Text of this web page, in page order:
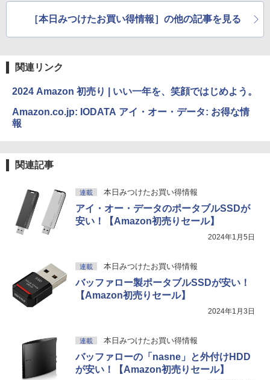
［本日みつけたお買い得情報］の他の記事を見る
関連リンク
2024 Amazon 初売り | いい一年を、笑顔ではじめよう。
Amazon.co.jp: IODATA アイ・オー・データ: お得な情
報
関連記事
連載 本日みつけたお買い得情報
アイ・オー・データのポータブルSSDが
安い！【Amazon初売りセール】
2024年1月5日
連載 本日みつけたお買い得情報
バッファロー製ポータブルSSDが安い！
【Amazon初売りセール】
2024年1月3日
連載 本日みつけたお買い得情報
バッファローの「nasne」と外付けHDD
が安い！【Amazon初売りセール】